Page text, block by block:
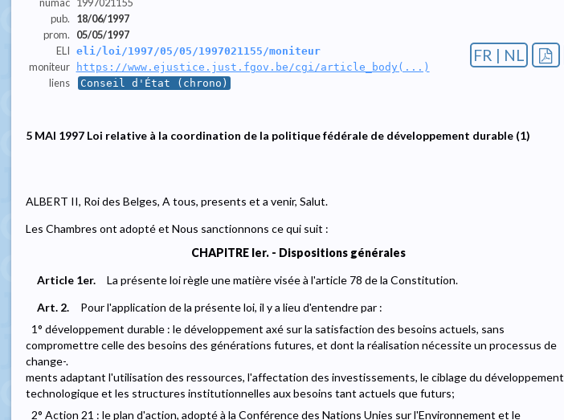
numac 1997021155
pub.
18/06/1997
prom.
05/05/1997
ELI eli/loi/1997/05/05/1997021155/moniteur
moniteur https://www.ejustice.just.fgov.be/cgi/article_body(...)
liens Conseil d'État (chrono)
FR | NL
5 MAI 1997 Loi relative à la coordination de la politique fédérale de développement durable (1)
ALBERT II, Roi des Belges, A tous, presents et a venir, Salut.
Les Chambres ont adopté et Nous sanctionnons ce qui suit :
CHAPITRE Ier. - Dispositions générales
Article 1er.
La présente loi règle une matière visée à l'article 78 de la Constitution.
Art. 2.
Pour l'application de la présente loi, il y a lieu d'entendre par :
1° développement durable : le développement axé sur la satisfaction des besoins actuels, sans
compromettre celle des besoins des générations futures, et dont la réalisation nécessite un processus de
change-.
ments adaptant l'utilisation des ressources, l'affectation des investissements, le ciblage du développement
technologique et les structures institutionnelles aux besoins tant actuels que futurs;
2° Action 21 : le plan d'action, adopté à la Conférence des Nations Unies sur l'Environnement et le